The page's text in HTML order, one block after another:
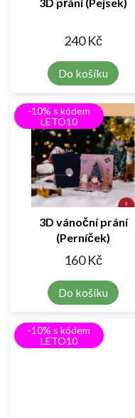
240 Kč
Do košíku
-10% s kódem
LETO10
3D vánoční prání
(Perníček)
160 Kč
Do košíku
-10% s kódem
LETO10